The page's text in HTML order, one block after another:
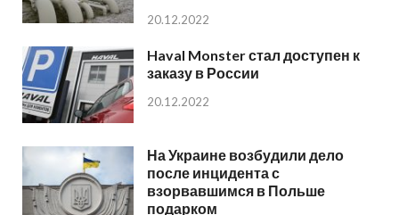
20.12.2022
Haval Monster стал доступен к
заказу в России
20.12.2022
На Украине возбудили дело
после инцидента с
взорвавшимся в Польше
подарком